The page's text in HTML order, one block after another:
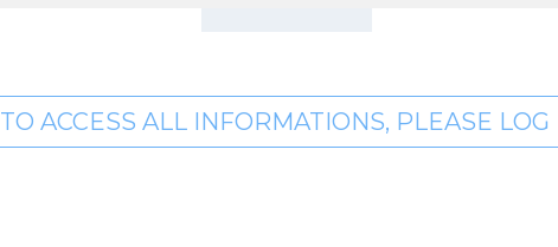
TO ACCESS ALL INFORMATIONS, PLEASE LOG